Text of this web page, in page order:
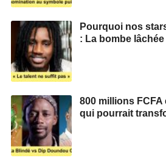
Pourquoi nos
: La bombe
800 millions FCFA
qui pourrait